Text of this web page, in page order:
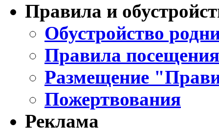
Правила и
Обустройство
Правила
Размещение
Пожертвования
Реклама